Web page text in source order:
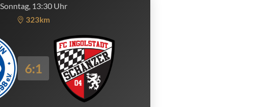
Sonntag, 13:30 Uhr
323km
6:1